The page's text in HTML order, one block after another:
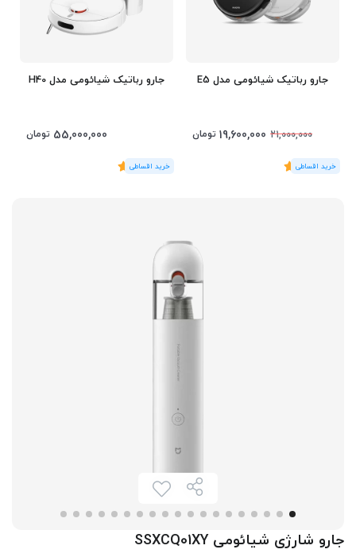
جارو رباتیک شیائومی مدل E5
21,000,000
19,600,000 تومان
(1رای)
5
جارو رباتیک شیائومی مدل H40
55,000,000 تومان
(1رای)
5
جارو شارژی شیائومی SSXCQ01XY